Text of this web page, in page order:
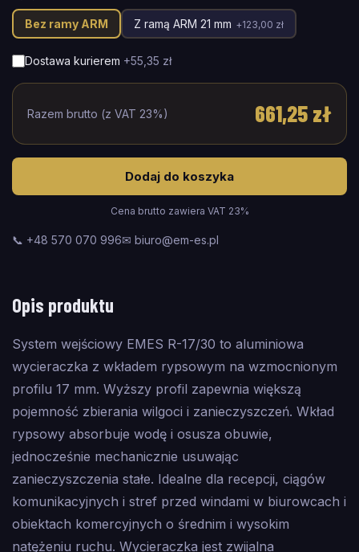
Bez ramy ARM Z ramą ARM 21 mm +123,00 zł
Dostawa kurierem +55,35 zł
Razem brutto (z VAT 23%) 661,25 zł
Dodaj do koszyka
Cena brutto zawiera VAT 23%
📞 +48 570 070 996✉ biuro@em-es.pl
Opis produktu
System wejściowy EMES R-17/30 to aluminiowa
wycieraczka z wkładem rypsowym na wzmocnionym
profilu 17 mm. Wyższy profil zapewnia większą
pojemność zbierania wilgoci i zanieczyszczeń. Wkład
rypsowy absorbuje wodę i osusza obuwie,
jednocześnie mechanicznie usuwając
zanieczyszczenia stałe. Idealne dla recepcji, ciągów
komunikacyjnych i stref przed windami w biurowcach i
obiektach komercyjnych o średnim i wysokim
natężeniu ruchu. Wycieraczka jest zwijalna